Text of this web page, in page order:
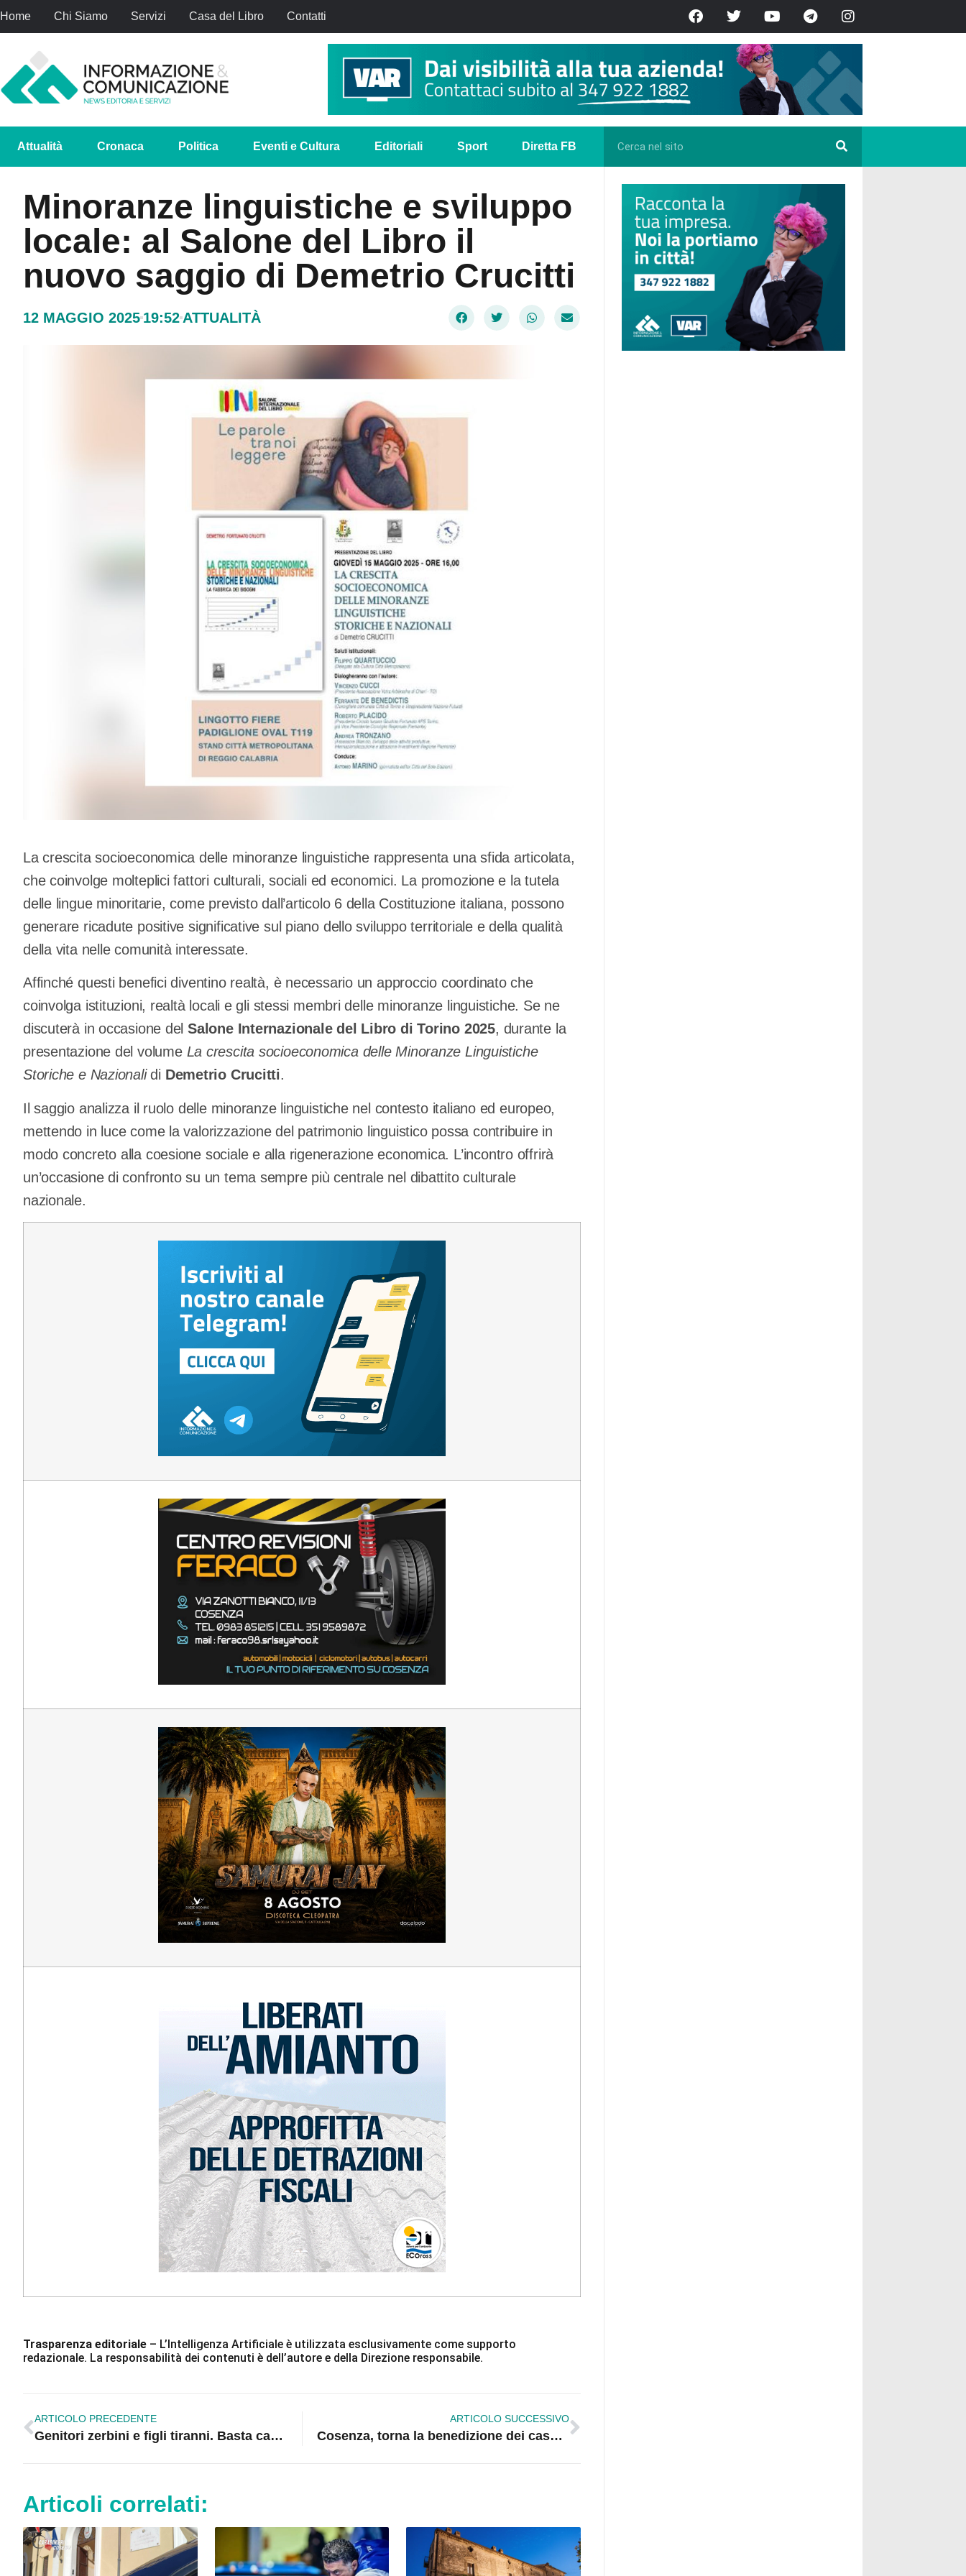
Home Chi Siamo Servizi Casa del Libro Contatti
Attualità Cronaca Politica Eventi e Cultura Editoriali Sport Diretta FB
Minoranze linguistiche e sviluppo
locale: al Salone del Libro il
nuovo saggio di Demetrio Crucitti
12 MAGGIO 2025 19:52 ATTUALITÀ
La crescita socioeconomica delle minoranze linguistiche rappresenta una sfida articolata,
che coinvolge molteplici fattori culturali, sociali ed economici. La promozione e la tutela
delle lingue minoritarie, come previsto dall’articolo 6 della Costituzione italiana, possono
generare ricadute positive significative sul piano dello sviluppo territoriale e della qualità
della vita nelle comunità interessate.
Affinché questi benefici diventino realtà, è necessario un approccio coordinato che
coinvolga istituzioni, realtà locali e gli stessi membri delle minoranze linguistiche. Se ne
discuterà in occasione delSalone Internazionale del Libro di Torino 2025, durante la
presentazione del volume La crescita socioeconomica delle Minoranze Linguistiche
Storiche e Nazionalidi Demetrio Crucitti.
Il saggio analizza il ruolo delle minoranze linguistiche nel contesto italiano ed europeo,
mettendo in luce come la valorizzazione del patrimonio linguistico possa contribuire in
modo concreto alla coesione sociale e alla rigenerazione economica. L’incontro offrirà
un’occasione di confronto su un tema sempre più centrale nel dibattito culturale
nazionale.
Trasparenza editoriale – L’Intelligenza Artificiale è utilizzata esclusivamente come supporto
redazionale. La responsabilità dei contenuti è dell’autore e della Direzione responsabile.
ARTICOLO PRECEDENTE
Genitori zerbini e figli tiranni. Basta case a 5 stelle, la vita è una guerra. Psicologo Scolastico? Arma potente se usata con intelligenza
ARTICOLO SUCCESSIVO
Cosenza, torna la benedizione dei caschi e delle moto: terza edizione per il Moto Club della Polizia di Stato
Articoli correlati: